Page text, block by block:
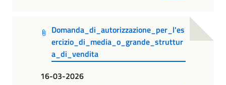
Domanda_di_autorizzazione_per_l'es
ercizio_di_media_o_grande_struttur
a_di_vendita
16-03-2026